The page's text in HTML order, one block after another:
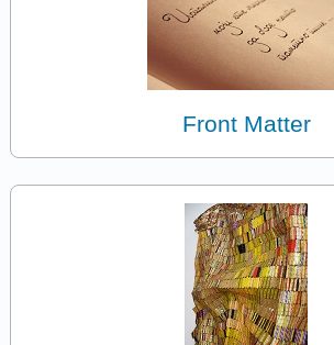
Front Matter